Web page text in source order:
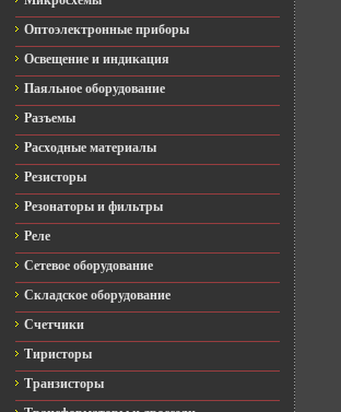
Оптоэлектронные приборы
Освещение и индикация
Паяльное оборудование
Разъемы
Расходные материалы
Резисторы
Резонаторы и фильтры
Реле
Сетевое оборудование
Складское оборудование
Счетчики
Тиристоры
Транзисторы